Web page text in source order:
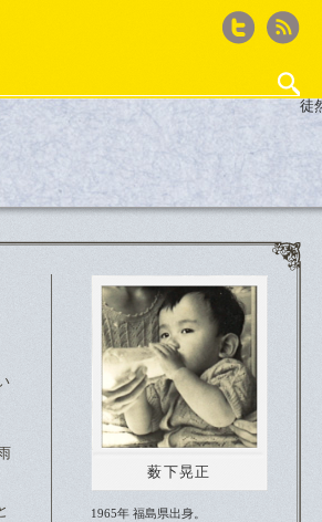
Twitter
iPhone撮影
鈴木淳史の｢WEB
徒然ウィード
ザ50回転ズ
ゲーム再考
新・作法
徒
薮下晃正
1965年 福島県出身。